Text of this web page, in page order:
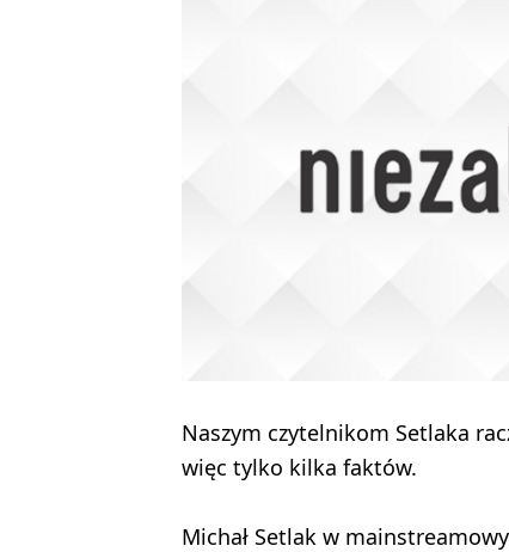
Naszym czytelnikom Setlaka
więc tylko kilka faktów.
Michał Setlak w